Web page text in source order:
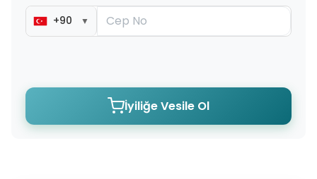
+90 ▼
İyiliğe Vesile Ol